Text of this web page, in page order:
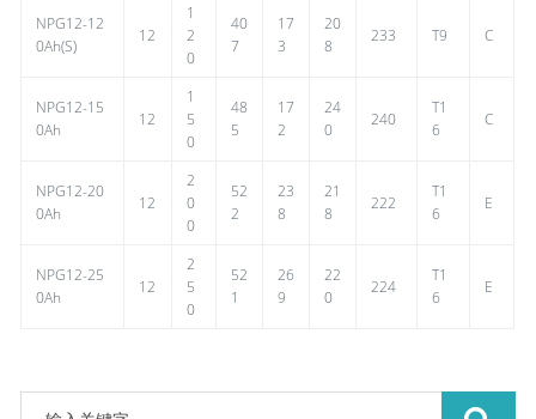
NPG12-12
0Ah(S)
12
1
2
0
40
7
17
3
20
8
233 T9 C
NPG12-15
0Ah
12
1
5
0
48
5
17
2
24
0
240
T1
6
C
NPG12-20
0Ah
12
2
0
0
52
2
23
8
21
8
222
T1
6
E
NPG12-25
0Ah
12
2
5
0
52
1
26
9
22
0
224
T1
6
E